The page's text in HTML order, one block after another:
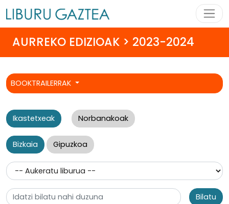
AURREKO EDIZIOAK > 2023-2024
BOOKTRAILERRAK
Ikastetxeak Norbanakoak
Bizkaia Gipuzkoa
Bilatu